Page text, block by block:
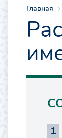
Главная